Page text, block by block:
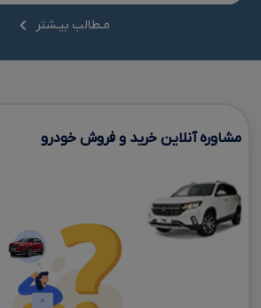
مـطالب بیـشتر
مشاوره آنلاین خرید و فروش خودرو